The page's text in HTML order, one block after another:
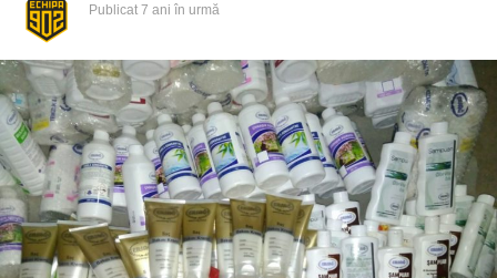
Publicat 7 ani în urmă